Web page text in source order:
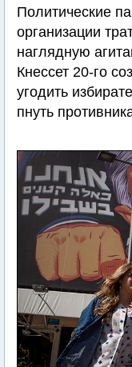
Политические
организации
наглядную
Кнессет 20-го
угодить
пнуть